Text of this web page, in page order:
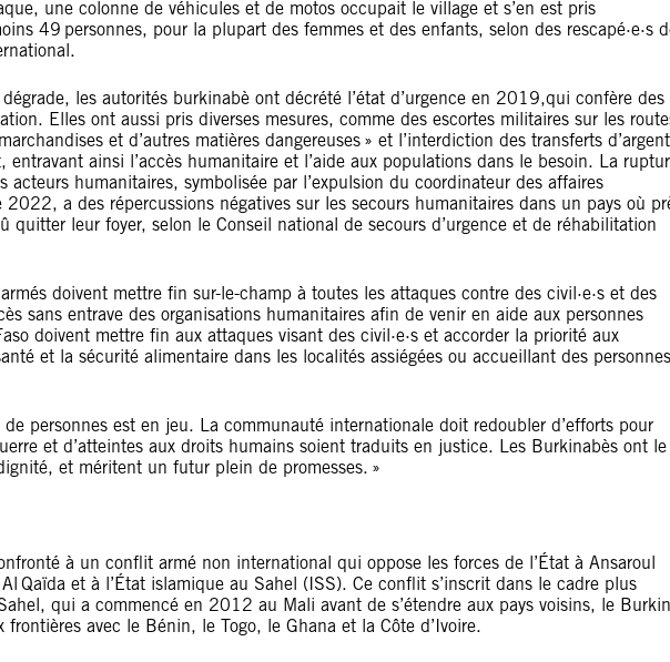
une colonne de véhicules et de motos occupait le village et s’en est pris
49 personnes, pour la plupart des femmes et des enfants, selon des rescapé·e·s
les autorités burkinabè ont décrété l’état d’urgence en 2019,qui confère des
Elles ont aussi pris diverses mesures, comme des escortes militaires sur les
et d’autres matières dangereuses » et l’interdiction des transferts d’argent
entravant ainsi l’accès humanitaire et l’aide aux populations dans le besoin. La
humanitaires, symbolisée par l’expulsion du coordinateur des affaires
a des répercussions négatives sur les secours humanitaires dans un pays où
leur foyer, selon le Conseil national de secours d’urgence et de réhabilitation
doivent mettre fin sur-le-champ à toutes les attaques contre des civil·e·s et des
sans entrave des organisations humanitaires afin de venir en aide aux personnes
doivent mettre fin aux attaques visant des civil·e·s et accorder la priorité aux
et la sécurité alimentaire dans les localités assiégées ou accueillant des personnes
personnes est en jeu. La communauté internationale doit redoubler d’efforts pour
et d’atteintes aux droits humains soient traduits en justice. Les Burkinabès ont le
et méritent un futur plein de promesses. »
à un conflit armé non international qui oppose les forces de l’État à Ansaroul
Qaïda et à l’État islamique au Sahel (ISS). Ce conflit s’inscrit dans le cadre plus
qui a commencé en 2012 au Mali avant de s’étendre aux pays voisins, le
avec le Bénin, le Togo, le Ghana et la Côte d’Ivoire.